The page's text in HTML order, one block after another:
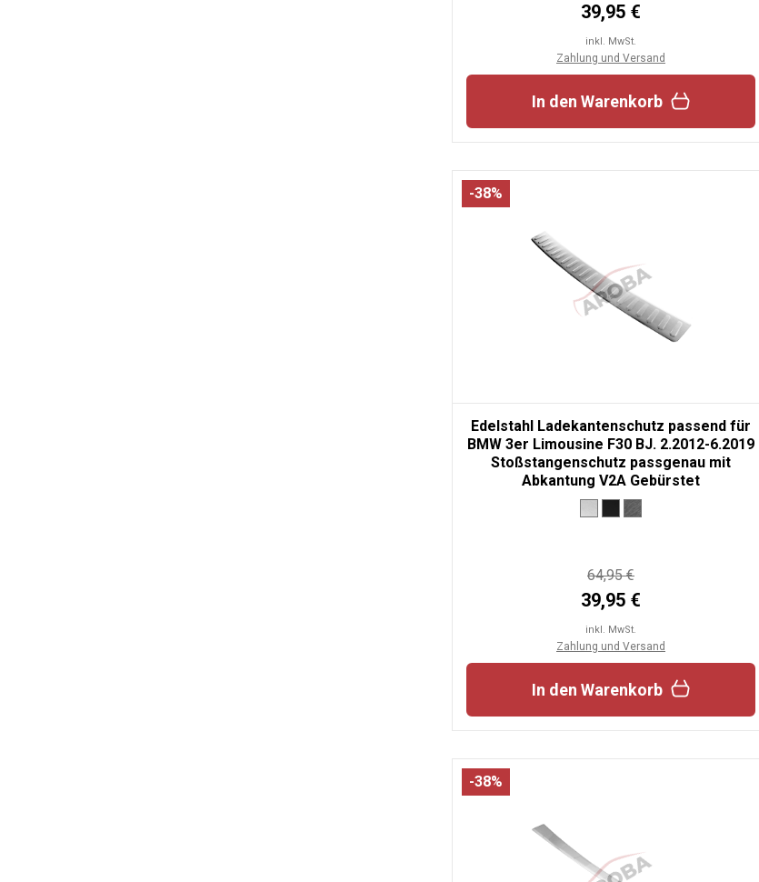
39,95 €
inkl. MwSt.
Zahlung und Versand
In den Warenkorb
-38%
Edelstahl Ladekantenschutz passend für
BMW 3er Limousine F30 BJ. 2.2012-6.2019
Stoßstangenschutz passgenau mit
Abkantung V2A Gebürstet
64,95 €
39,95 €
inkl. MwSt.
Zahlung und Versand
In den Warenkorb
-38%